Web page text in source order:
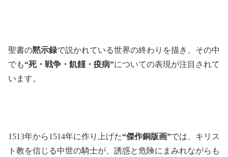
聖書の黙示録で説かれている世界の終わりを描き、その中
でも“死・戦争・飢饉・疫病”についての表現が注目されて
います。
1513年から1514年に作り上げた“傑作銅版画”では、キリス
ト教を信じる中世の騎士が、誘惑と危険にまみれながらも